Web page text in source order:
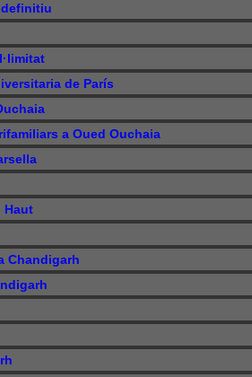
definitiu
de París
a Oued Ouchaia
Haut
Chandigarh